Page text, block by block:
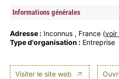
Informations générales
Adresse : Inconnus , France (voir
Type d'organisation : Entreprise
Visiter le site web